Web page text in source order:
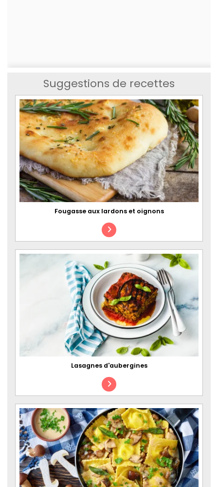
Suggestions de recettes
Fougasse aux lardons et oignons
Lasagnes d'aubergines